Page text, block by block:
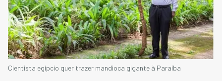
Cientista egípcio quer trazer mandioca gigante à Paraíba